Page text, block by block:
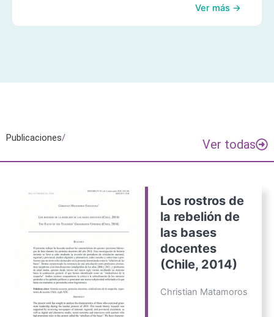
Ver más →
Publicaciones/ Ver todas
Los rostros de
la rebelión de
las bases
docentes
(Chile, 2014)
Christian Matamoros